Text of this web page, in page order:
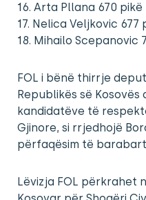
16. Arta Pllana 670 pikë
17. Nelica Veljkovic 677
18. Mihailo Scepanovic
FOL i bënë thirrje
Republikës së
kandidatëve të
Gjinore, si rrjedhojë
përfaqësim të
Lëvizja FOL përkrahet